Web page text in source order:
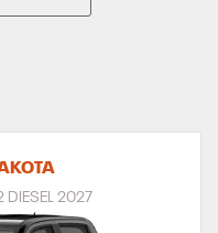
DIESEL 2027